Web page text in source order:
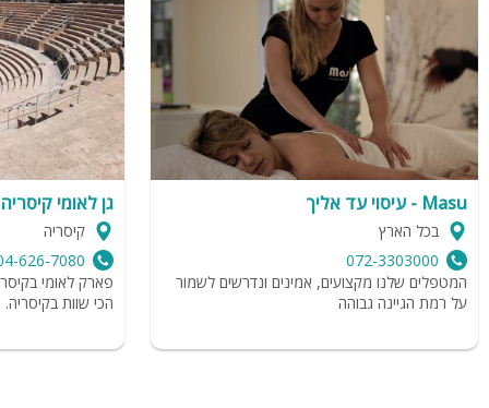
Masu - עיסוי עד אליך
בכל הארץ
072-3303000
המטפלים שלנו מקצועים, אמינים ונדרשים לשמור
על רמת הגיינה גבוהה
גן לאומי קיסריה
קיסריה
626-7080
פארק לאומי
הכי שוות בקיסריה.